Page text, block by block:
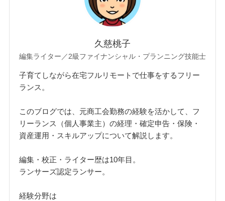
久慈桃子
編集ライター／2級ファイナンシャル・プランニング技能士
子育てしながら在宅フルリモートで仕事をするフリー
ランス。
このブログでは、元商工会勤務の経験を活かして、フ
リーランス（個人事業主）の経理・確定申告・保険・
資産運用・スキルアップについて解説します。
編集・校正・ライター歴は10年目。
ランサーズ認定ランサー。
経験分野は